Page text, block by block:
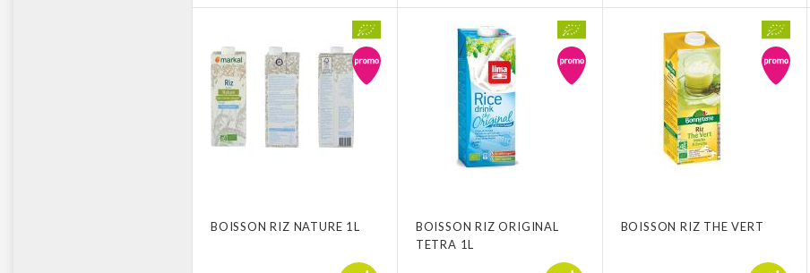
BOISSON RIZ NATURE 1L
BOISSON RIZ ORIGINAL
TETRA 1L
BOISSON RIZ THE VERT